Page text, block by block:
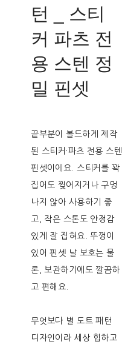
턴 _ 스티
커 파츠 전
용 스텐 정
밀 핀셋
끝부분이 볼드하게 제작
된 스티커·파츠 전용 스텐
핀셋이에요. 스티커를 꽉
집어도 찢어지거나 구멍
나지 않아 사용하기 좋
고, 작은 스톤도 안정감
있게 잘 집혀요. 뚜껑이
있어 핀셋 날 보호는 물
론, 보관하기에도 깔끔하
고 편해요.
무엇보다 별 도트 패턴
디자인이라 세상 힙하고